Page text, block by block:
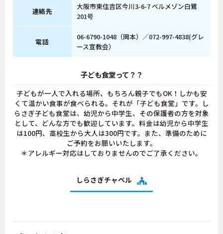
連絡先
大阪市東住吉区今川3-6-7 ベルメゾン白鷺
201号
電話
06-6790-1048（岡本）／072-997-4838(グレ
ース宣教会）
子ども食堂って？？
子どもが一人で入れる場所、もちろん親子でもOK！しかも安
くて温かい食事が食べられる。それが「子ども食堂」です。し
らさぎ子ども食堂は、幼児から中学生、その保護者の方を対象
として、どんな方でも歓迎しています。料金は幼児から中学生
は100円、高校生から大人は300円です。また、準備のために
ご予約をお願いいたします。
＊アレルギー対応はしておりませんのでご了承ください。
しらさぎチャペル